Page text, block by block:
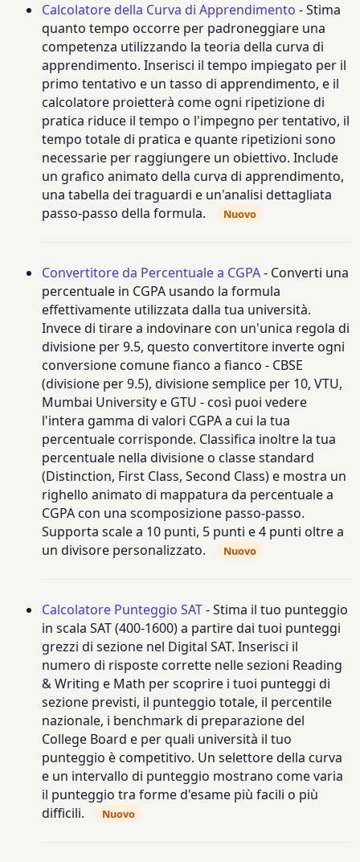
Calcolatore della Curva di Apprendimento - Stima
quanto tempo occorre per padroneggiare una
competenza utilizzando la teoria della curva di
apprendimento. Inserisci il tempo impiegato per il
primo tentativo e un tasso di apprendimento, e il
calcolatore proietterà come ogni ripetizione di
pratica riduce il tempo o l'impegno per tentativo, il
tempo totale di pratica e quante ripetizioni sono
necessarie per raggiungere un obiettivo. Include
un grafico animato della curva di apprendimento,
una tabella dei traguardi e un'analisi dettagliata
passo-passo della formula.
Nuovo
Convertitore da Percentuale a CGPA- Converti una
percentuale in CGPA usando la formula
effettivamente utilizzata dalla tua università.
Invece di tirare a indovinare con un'unica regola di
divisione per 9.5, questo convertitore inverte ogni
conversione comune fianco a fianco - CBSE
(divisione per 9.5), divisione semplice per 10, VTU,
Mumbai University e GTU - così puoi vedere
l'intera gamma di valori CGPA a cui la tua
percentuale corrisponde. Classifica inoltre la tua
percentuale nella divisione o classe standard
(Distinction, First Class, Second Class) e mostra un
righello animato di mappatura da percentuale a
CGPA con una scomposizione passo-passo.
Supporta scale a 10 punti, 5 punti e 4 punti oltre a
un divisore personalizzato.
Nuovo
Calcolatore Punteggio SAT- Stima il tuo punteggio
in scala SAT (400-1600) a partire dai tuoi punteggi
grezzi di sezione nel Digital SAT. Inserisci il
numero di risposte corrette nelle sezioni Reading
& Writing e Math per scoprire i tuoi punteggi di
sezione previsti, il punteggio totale, il percentile
nazionale, i benchmark di preparazione del
College Board e per quali università il tuo
punteggio è competitivo. Un selettore della curva
e un intervallo di punteggio mostrano come varia
il punteggio tra forme d'esame più facili o più
difficili.
Nuovo